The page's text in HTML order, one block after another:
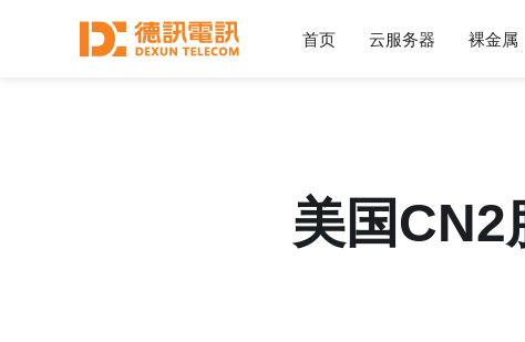
首页 云服务器 裸金属
美国CN2